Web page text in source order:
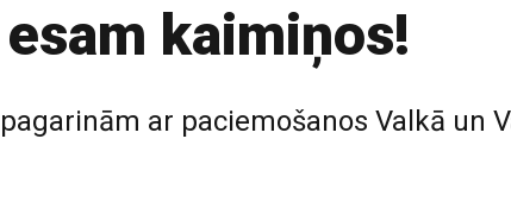
kaimiņos!
ar paciemošanos Valkā un